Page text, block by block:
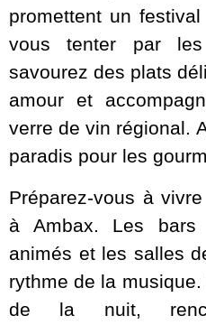
promettent un
vous tenter par les
savourez des plats
amour et
verre de vin régional.
paradis pour les
Préparez-vous à
à Ambax. Les bars
animés et les salles
rythme de la
de la nuit,